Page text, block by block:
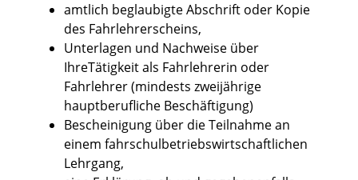
amtlich beglaubigte Abschrift oder Kopie
des Fahrlehrerscheins,
Unterlagen und Nachweise über
IhreTätigkeit als Fahrlehrerin oder
Fahrlehrer (mindests zweijährige
hauptberufliche Beschäftigung)
Bescheinigung über die Teilnahme an
einem fahrschulbetriebswirtschaftlichen
Lehrgang,